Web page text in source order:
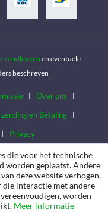
en eventuele
beschreven
Over ons
en Betaling
Privacy
die voor het technische
worden geplaatst. Andere
deze website verhogen,
interactie met andere
worden
Meer informatie